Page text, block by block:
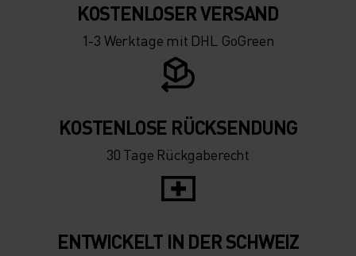
KOSTENLOSER VERSAND
1-3 Werktage mit DHL GoGreen
KOSTENLOSE RÜCKSENDUNG
30 Tage Rückgaberecht
ENTWICKELT IN DER SCHWEIZ